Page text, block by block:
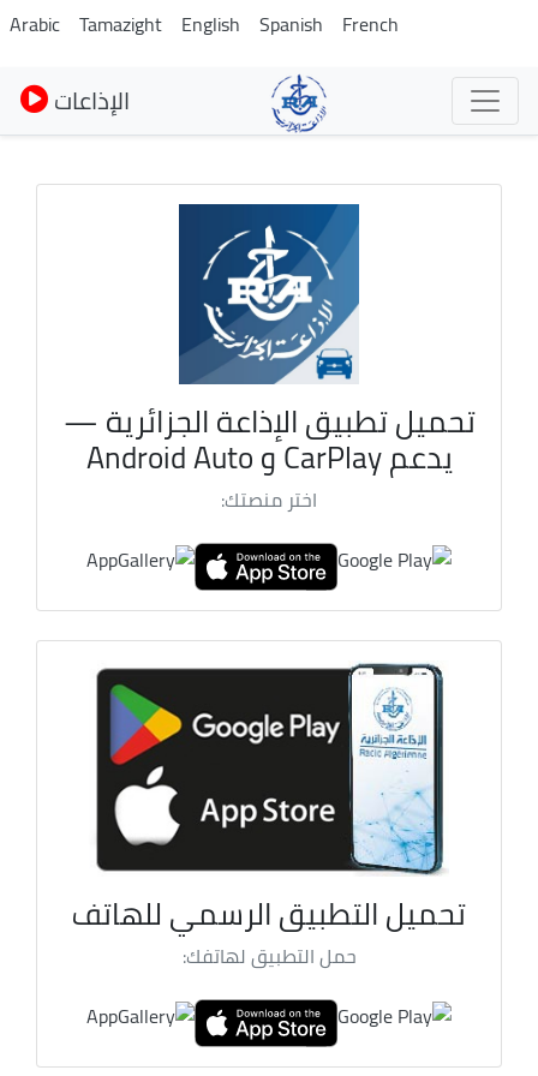
Pasar
al
contenido
principal
Arabic Tamazight English Spanish French
الإذاعات
تحميل تطبيق الإذاعة الجزائرية —
يدعم CarPlay و Android Auto
اختر منصتك:
تحميل التطبيق الرسمي للهاتف
حمل التطبيق لهاتفك: